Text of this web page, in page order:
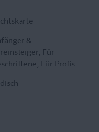
&
, Für
, Für Profis